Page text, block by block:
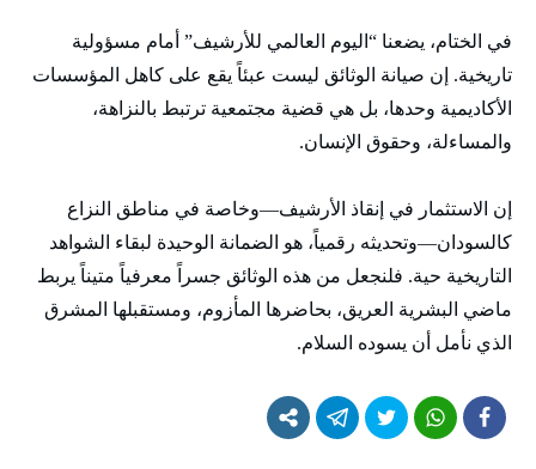
في الختام، يضعنا “اليوم العالمي للأرشيف” أمام مسؤولية
تاريخية. إن صيانة الوثائق ليست عبئاً يقع على كاهل المؤسسات
الأكاديمية وحدها، بل هي قضية مجتمعية ترتبط بالنزاهة،
والمساءلة، وحقوق الإنسان.
إن الاستثمار في إنقاذ الأرشيف—وخاصة في مناطق النزاع
كالسودان—وتحديثه رقمياً، هو الضمانة الوحيدة لبقاء الشواهد
التاريخية حية. فلنجعل من هذه الوثائق جسراً معرفياً متيناً يربط
ماضي البشرية العريق، بحاضرها المأزوم، ومستقبلها المشرق
الذي نأمل أن يسوده السلام.